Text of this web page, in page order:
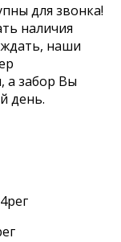
для звонка!
наличия
наши
а забор Вы
день.